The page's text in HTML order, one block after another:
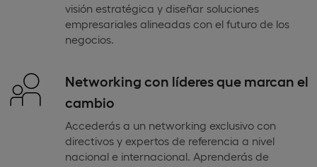
visión estratégica y diseñar soluciones
empresariales alineadas con el futuro de los
negocios.
Networking con líderes que marcan el
cambio
Accederás a un networking exclusivo con
directivos y expertos de referencia a nivel
nacional e internacional. Aprenderás de